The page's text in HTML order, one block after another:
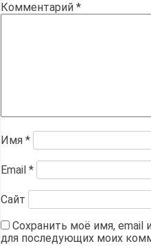
Комментарий *
Имя *
Email *
Сайт
Сохранить моё имя, email
для последующих моих